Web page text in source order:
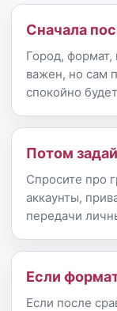
Сначала
Город, формат,
важен, но сам
спокойно
Потом
Спросите про
аккаунты,
передачи
Если
Если после